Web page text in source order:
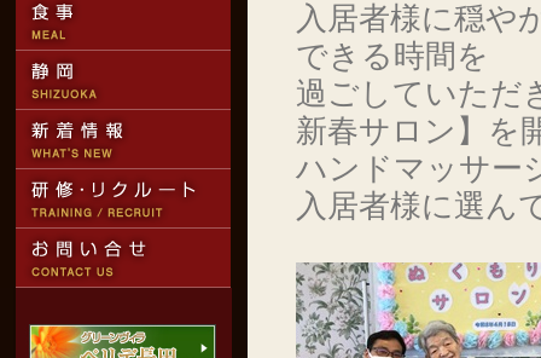
入居者様に穏や
できる時間を
過ごしていただ
新春サロン】を
ハンドマッサー
入居者様に選ん